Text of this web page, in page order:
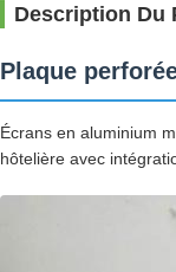
Description Du
Plaque
Écrans en aluminium
hôtelière avec